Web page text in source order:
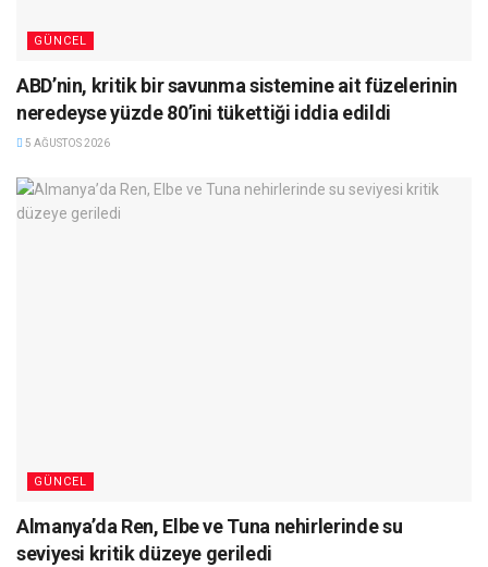
GÜNCEL
ABD’nin, kritik bir savunma sistemine ait füzelerinin
neredeyse yüzde 80’ini tükettiği iddia edildi
5 AĞUSTOS 2026
GÜNCEL
Almanya’da Ren, Elbe ve Tuna nehirlerinde su
seviyesi kritik düzeye geriledi